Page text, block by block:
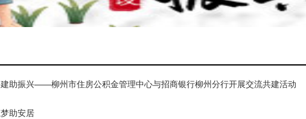
助振兴——柳州市住房公积金管理中心与招商银行柳州分行开展交流共建活动
助安居